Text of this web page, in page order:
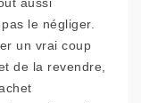
le négliger.
un vrai coup
de la revendre,